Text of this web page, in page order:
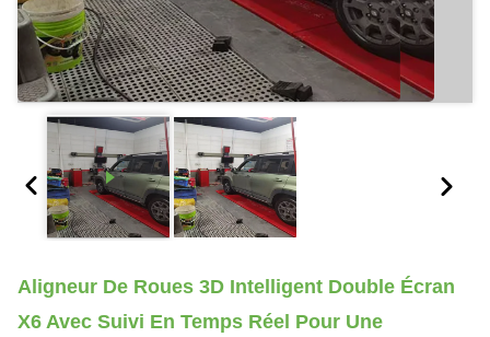
Aligneur De Roues 3D Intelligent Double Écran
X6 Avec Suivi En Temps Réel Pour Une